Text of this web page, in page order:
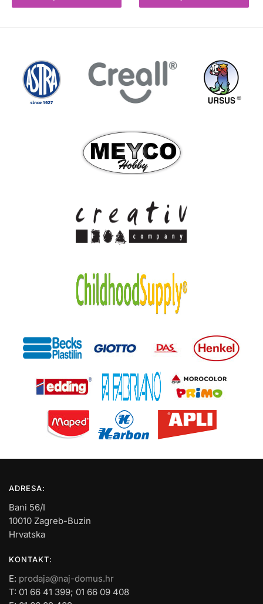
ADRESA:
Bani 56/I
10010 Zagreb-Buzin
Hrvatska
KONTAKT:
E: prodaja@naj-domus.hr
T: 01 66 41 399; 01 66 09 408